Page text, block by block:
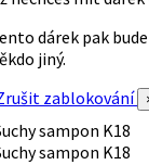
dárek pak
jiný.
zablokování